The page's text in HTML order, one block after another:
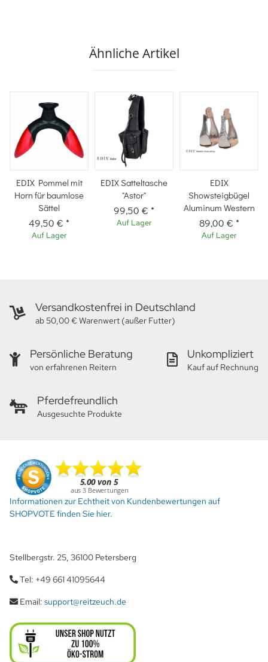
Ähnliche Artikel
EDIX Pommel mit
Horn für baumlose
Sättel
49,50 € *
Auf Lager
EDIX Satteltasche
"Astor"
99,50 € *
Auf Lager
EDIX
Showsteigbügel
Aluminum Western
89,00 € *
Auf Lager
Versandkostenfrei in Deutschland
ab 50,00 € Warenwert (außer Futter)
Persönliche Beratung
von erfahrenen Reitern
Unkompliziert
Kauf auf Rechnung
Pferdefreundlich
Ausgesuchte Produkte
Informationen zur Echtheit von Kundenbewertungen auf
SHOPVOTE finden Sie hier.
Stellbergstr. 25, 36100 Petersberg
Tel: +49 661 41095644
Email: support@reitzeuch.de